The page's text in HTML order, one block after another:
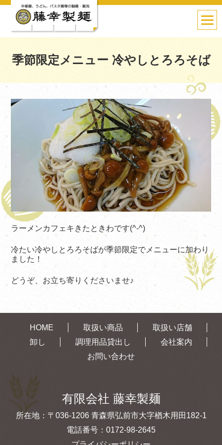
季節限定メニュー 冷やしとろろそば
ラーメンカフェキきたときわです(^-^)
冷たい冷やしとろろそばが季節限定でメニューに加わり
ました！
どうぞ、お立ち寄りくださいませ♪
HOME 取扱い商品
取扱い店舗
卸し
調理用品貸出し
会社案内
お問い合わせ
有限会社 藤幸製麺
所在地：〒036-1206 青森県弘前市大字楢木用田182-1
電話番号： 0172-98-2645